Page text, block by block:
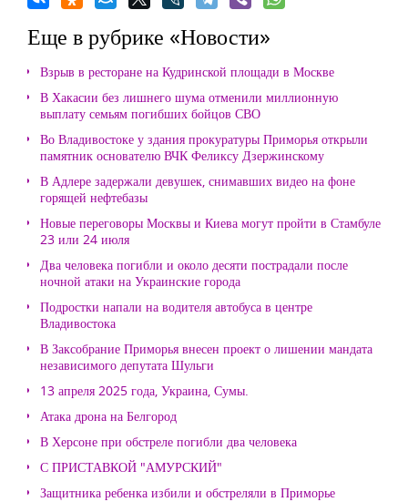
Еще в рубрике «Новости»
Взрыв в ресторане на Кудринской площади в Москве
В Хакасии без лишнего шума отменили миллионную
выплату семьям погибших бойцов СВО
Во Владивостоке у здания прокуратуры Приморья открыли
памятник основателю ВЧК Феликсу Дзержинскому
В Адлере задержали девушек, снимавших видео на фоне
горящей нефтебазы
Новые переговоры Москвы и Киева могут пройти в Стамбуле
23 или 24 июля
Два человека погибли и около десяти пострадали после
ночной атаки на Украинские города
Подростки напали на водителя автобуса в центре
Владивостока
В Заксобрание Приморья внесен проект о лишении мандата
независимого депутата Шульги
13 апреля 2025 года, Украина, Сумы.
Атака дрона на Белгород
В Херсоне при обстреле погибли два человека
С ПРИСТАВКОЙ "АМУРСКИЙ"
Защитника ребенка избили и обстреляли в Приморье